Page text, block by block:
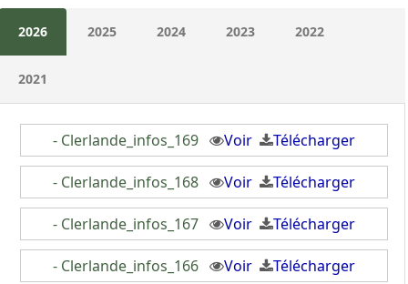
2026 2025 2024 2023 2022
2021
- Clerlande_infos_169 Voir Télécharger
- Clerlande_infos_168 Voir Télécharger
- Clerlande_infos_167 Voir Télécharger
- Clerlande_infos_166 Voir Télécharger